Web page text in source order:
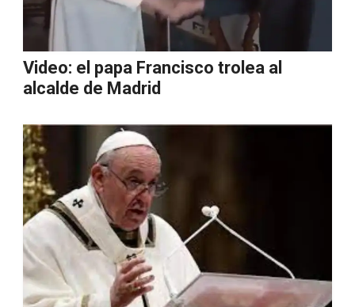
Video: el papa Francisco trolea al
alcalde de Madrid